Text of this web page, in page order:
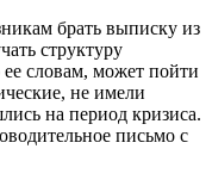
брать выписку из
структуру
словам, может пойти
не имели
на период кризиса.
письмо с